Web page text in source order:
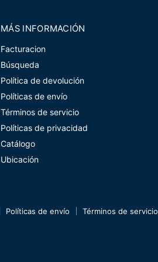
MÁS INFORMACIÓN
Facturacion
Búsqueda
Política de devolución
Políticas de envío
Términos de servicio
Políticas de privacidad
Catálogo
Ubicación
Políticas de envío
Términos de servicio